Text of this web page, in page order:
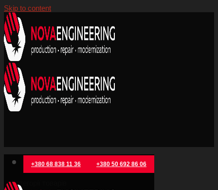
Skip to content
+380 68 838 11 36 +380 50 692 86 06
Категорії товарів